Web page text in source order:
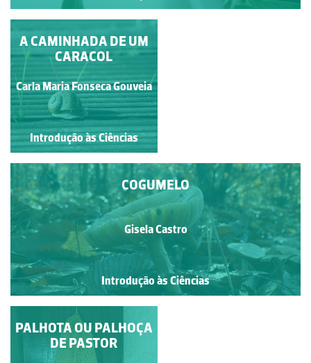
BORBOLETA
Sílvia Clara da Costa e Silva
Couto
Introdução às Ciências
A CAMINHADA DE UM
CARACOL
Carla Maria Fonseca Gouveia
Introdução às Ciências
COGUMELO
Gisela Castro
Introdução às Ciências
CONDIMENTOS E
ESPECIARIAS
PALHOTA OU PALHOÇA
DE PASTOR